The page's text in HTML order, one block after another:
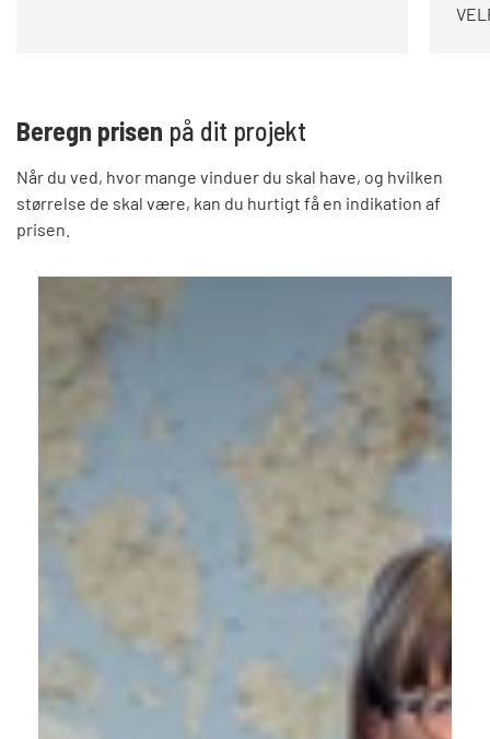
Beregn prisen på dit projekt
Når du ved, hvor mange vinduer du skal have, og hvilken
størrelse de skal være, kan du hurtigt få en indikation af
prisen.